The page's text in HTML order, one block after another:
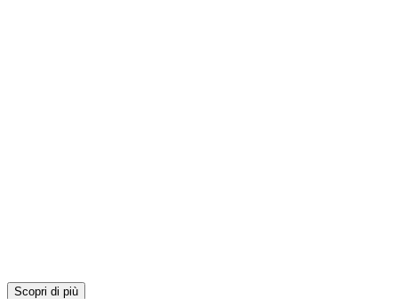
Scopri di più